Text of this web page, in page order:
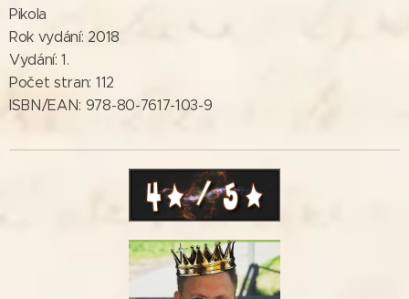
Pikola
Rok vydání: 2018
Vydání: 1.
Počet stran: 112
ISBN/EAN: 978-80-7617-103-9